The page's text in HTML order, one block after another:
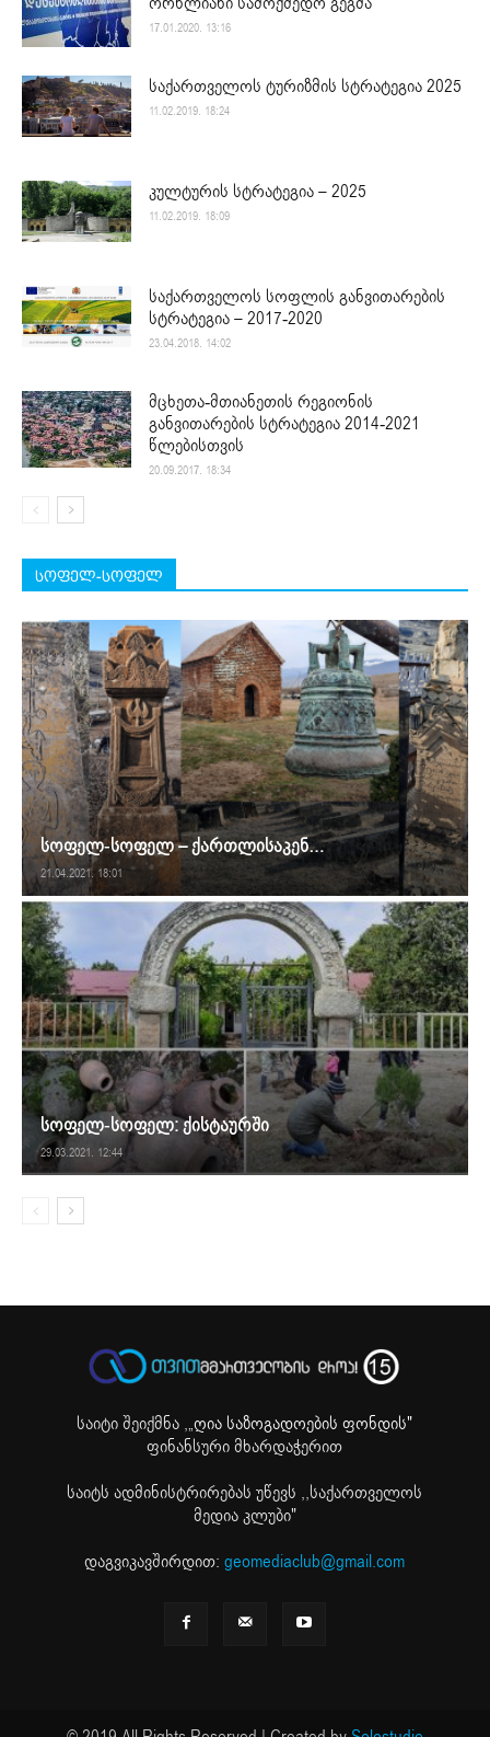
17.01.2020. 13:16
საქართველოს ტურიზმის სტრატეგია 2025
11.02.2019. 18:24
კულტურის სტრატეგია – 2025
11.02.2019. 18:09
საქართველოს სოფლის განვითარების
სტრატეგია – 2017-2020
23.04.2018. 14:02
მცხეთა-მთიანეთის რეგიონის
განვითარების სტრატეგია 2014-2021
წლებისთვის
20.09.2017. 18:34
სოფელ-სოფელ
სოფელ-სოფელ – ქართლისაკენ…
21.04.2021. 18:01
სოფელ-სოფელ: ქისტაურში
29.03.2021. 12:44
საიტი შეიქმნა ,„ღია საზოგადოების ფონდის"
ფინანსური მხარდაჭერით
საიტს ადმინისტრირებას უწევს ,,საქართველოს
მედია კლუბი"
დაგვიკავშირდით:geomediaclub@gmail.com